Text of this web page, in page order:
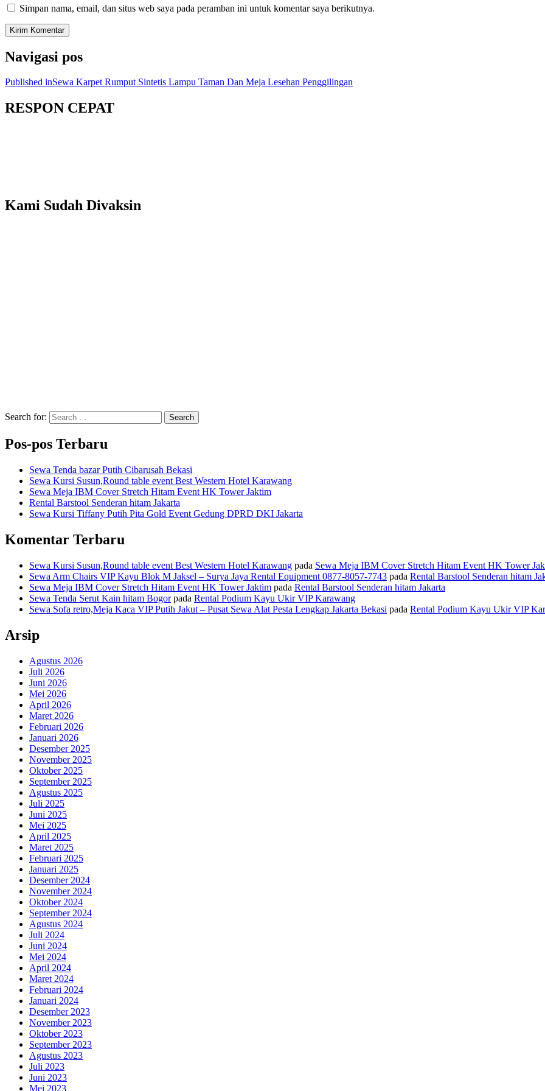
Simpan nama, email, dan situs web saya pada peramban ini untuk komentar saya berikutnya.
Navigasi pos
Published inSewa Karpet Rumput Sintetis Lampu Taman Dan Meja Lesehan Penggilingan
RESPON CEPAT
Kami Sudah Divaksin
Search for: Search
Pos-pos Terbaru
Sewa Tenda bazar Putih Cibarusah Bekasi
Sewa Kursi Susun,Round table event Best Western Hotel Karawang
Sewa Meja IBM Cover Stretch Hitam Event HK Tower Jaktim
Rental Barstool Senderan hitam Jakarta
Sewa Kursi Tiffany Putih Pita Gold Event Gedung DPRD DKI Jakarta
Komentar Terbaru
Sewa Kursi Susun,Round table event Best Western Hotel Karawang pada Sewa Meja IBM Cover Stretch Hitam Event HK Tower
Sewa Arm Chairs VIP Kayu Blok M Jaksel – Surya Jaya Rental Equipment 0877-8057-7743 pada Rental Barstool Senderan hitam
Sewa Meja IBM Cover Stretch Hitam Event HK Tower Jaktim pada Rental Barstool Senderan hitam Jakarta
Sewa Tenda Serut Kain hitam Bogorpada Rental Podium Kayu Ukir VIP Karawang
Sewa Sofa retro,Meja Kaca VIP Putih Jakut – Pusat Sewa Alat Pesta Lengkap Jakarta Bekasi pada Rental Podium Kayu Ukir VIP
Arsip
Agustus 2026
Juli 2026
Juni 2026
Mei 2026
April 2026
Maret 2026
Februari 2026
Januari 2026
Desember 2025
November 2025
Oktober 2025
September 2025
Agustus 2025
Juli 2025
Juni 2025
Mei 2025
April 2025
Maret 2025
Februari 2025
Januari 2025
Desember 2024
November 2024
Oktober 2024
September 2024
Agustus 2024
Juli 2024
Juni 2024
Mei 2024
April 2024
Maret 2024
Februari 2024
Januari 2024
Desember 2023
November 2023
Oktober 2023
September 2023
Agustus 2023
Juli 2023
Juni 2023
Mei 2023